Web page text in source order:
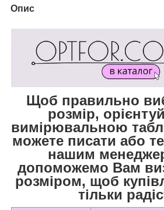
Опис
Щоб правильно
розмір,
вимірювальною
можете писати або
нашим
допоможемо Вам
розміром, щоб
тільки